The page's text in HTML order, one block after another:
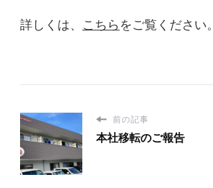
詳しくは、 こちら をご覧ください。
前の記事
本社移転のご報告